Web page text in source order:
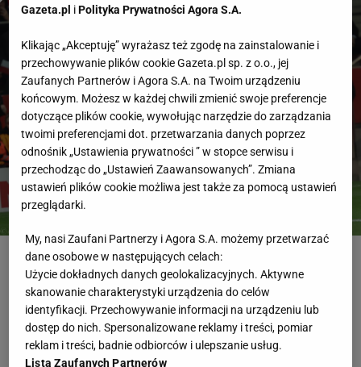
Fot. Kuba Atys / Agencja Wyborcza.pl
Mistrzostwa Świata Holandia Mundial Japonia Piłka Nożna
RELACJA NA ŻYWO Zakończona Najnowsze
Gazeta.pl iPolityka Prywatności Agora S.A.
Klikając „Akceptuję” wyrażasz też zgodę na zainstalowanie i
przechowywanie plików cookie Gazeta.pl sp. z o.o., jej
Zaufanych Partnerów i Agora S.A. na Twoim urządzeniu
końcowym. Możesz w każdej chwili zmienić swoje preferencje
dotyczące plików cookie, wywołując narzędzie do zarządzania
twoimi preferencjami dot. przetwarzania danych poprzez
odnośnik „Ustawienia prywatności ” w stopce serwisu i
przechodząc do „Ustawień Zaawansowanych”. Zmiana
ustawień plików cookie możliwa jest także za pomocą ustawień
przeglądarki.
My, nasi Zaufani Partnerzy i Agora S.A. możemy przetwarzać
dane osobowe w następujących celach:
Użycie dokładnych danych geolokalizacyjnych. Aktywne
skanowanie charakterystyki urządzenia do celów
identyfikacji. Przechowywanie informacji na urządzeniu lub
dostęp do nich. Spersonalizowane reklamy i treści, pomiar
reklam i treści, badnie odbiorców i ulepszanie usług.
Lista Zaufanych Partnerów